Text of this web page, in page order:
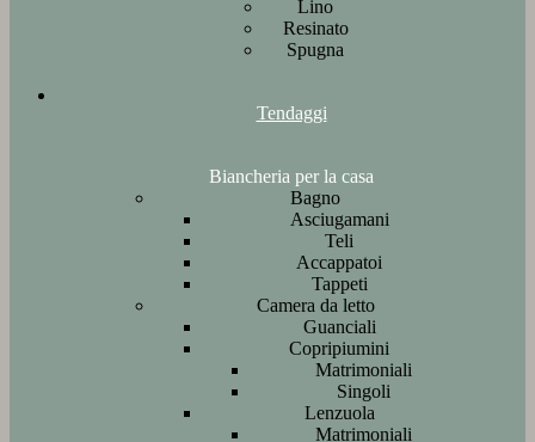
Lino
Resinato
Spugna
Tendaggi
Biancheria per la casa
Bagno
Asciugamani
Teli
Accappatoi
Tappeti
Camera da letto
Guanciali
Copripiumini
Matrimoniali
Singoli
Lenzuola
Matrimoniali